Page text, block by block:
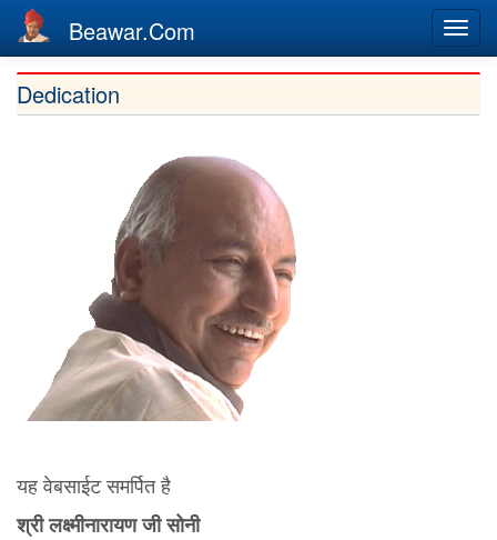
Skip
Beawar.Com
Dedication
यह वेबसाईट समर्पित है
श्री लक्ष्मीनारायण जी सोनी